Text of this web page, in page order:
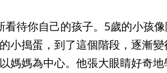
看待你自己的孩子。5歲的小孩
小搗蛋，到了這個階段，逐漸
媽媽為中心。他張大眼睛好奇